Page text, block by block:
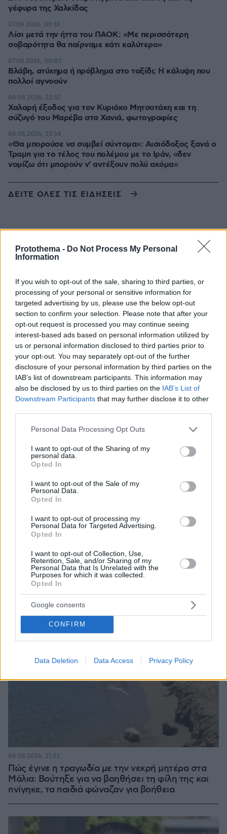
Protothema - Do Not Process My Personal
Information
If you wish to opt-out of the sale, sharing to third parties, or
processing of your personal or sensitive information for
targeted advertising by us, please use the below opt-out
section to confirm your selection. Please note that after your
opt-out request is processed you may continue seeing
interest-based ads based on personal information utilized by
us or personal information disclosed to third parties prior to
your opt-out. You may separately opt-out of the further
disclosure of your personal information by third parties on the
IAB’s list of downstream participants. This information may
also be disclosed by us to third parties on the IAB’s List of
Downstream Participants that may further disclose it to other
Please note that this website/app uses one or more Google
not limited to your visit or usage behaviour. You may click to
grant or deny consent to Google and its third-party tags to
use your data for below specified purposes in below Google
consent section.
Personal Data Processing Opt Outs
I want to opt-out of the Sharing of my
personal data.
Opted In
I want to opt-out of the Sale of my
Personal Data.
Opted In
I want to opt-out of processing my
Personal Data for Targeted Advertising.
Opted In
I want to opt-out of Collection, Use,
Retention, Sale, and/or Sharing of my
Personal Data that Is Unrelated with the
Purposes for which it was collected.
Opted In
Google consents
CONFIRM
Data Deletion Data Access Privacy Policy
γέφυρα της Χαλκίδας
Λίσι μετά την ήττα του ΠΑΟΚ: «Με περισσότερη
σοβαρότητα θα παίρναμε κάτι καλύτερο»
07.08.2026, 00:10
Βλάβη, ατύχημα ή πρόβλημα στο ταξίδι; Η κάλυψη που
πολλοί αγνοούν
07.08.2026, 00:03
Χαλαρή έξοδος για τον Κυριάκο Μητσοτάκη και τη
σύζυγό του Μαρέβα στα Χανιά, φωτογραφίες
06.08.2026, 23:57
«Θα μπορούσε να συμβεί σύντομα»: Αισιόδοξος ξανά ο
Τραμπ για το τέλος του πολέμου με το Ιράν, «δεν
νομίζω ότι μπορούν ν' αντέξουν πολύ ακόμα»
06.08.2026, 23:54
ΔΕΙΤΕ ΟΛΕΣ ΤΙΣ ΕΙΔΗΣΕΙΣ
ΤΑ ΠΙΟ ΔΗΜΟΦΙΛΗ
Στη ΓΑΔΑ κρατείται η 46χρονη που κατηγορείται
για την επίθεση στη Marfin, δείτε βίντεο και
Πώς έγινε η τραγωδία με την νεκρή μητέρα στα
Μάλια: Βούτηξε για να βοηθήσει τη φίλη της και
πνίγηκε, τα παιδιά φώναζαν για βοήθεια
06.08.2026, 21:23